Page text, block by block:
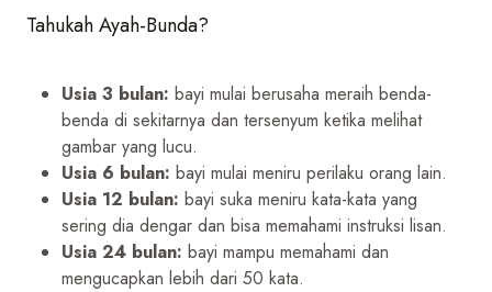
Tahukah Ayah-Bunda?
Usia 3 bulan: bayi mulai berusaha meraih benda-
benda di sekitarnya dan tersenyum ketika melihat
gambar yang lucu.
Usia 6 bulan: bayi mulai meniru perilaku orang lain.
Usia 12 bulan: bayi suka meniru kata-kata yang
sering dia dengar dan bisa memahami instruksi lisan.
Usia 24 bulan: bayi mampu memahami dan
mengucapkan lebih dari 50 kata.